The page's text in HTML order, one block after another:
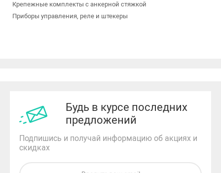
Крепежные комплекты с анкерной стяжкой
Приборы управления, реле и штекеры
Будь в курсе последних
предложений
Подпишись и получай информацию об акциях и
скидках